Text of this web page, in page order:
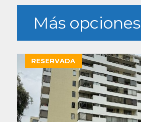
Más opciones
RESERVADA